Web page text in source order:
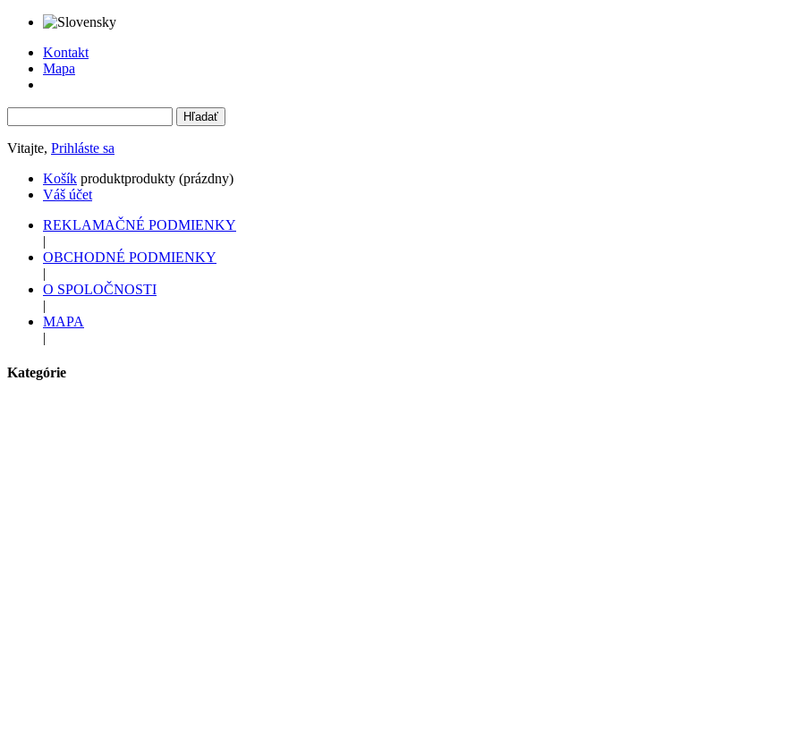
Kontakt
Mapa
Vitajte, Prihláste sa
Košík produktprodukty (prázdny)
Váš účet
REKLAMAČNÉ PODMIENKY
|
OBCHODNÉ PODMIENKY
|
O SPOLOČNOSTI
|
MAPA
|
Kategórie